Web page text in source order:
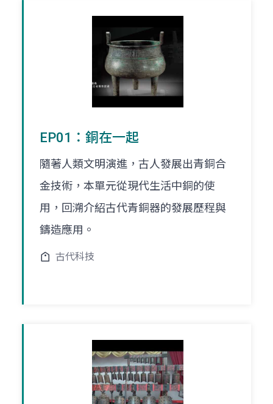
EP01：銅在一起
隨著人類文明演進，古人發展出青銅合
金技術，本單元從現代生活中銅的使
用，回溯介紹古代青銅器的發展歷程與
鑄造應用。
古代科技